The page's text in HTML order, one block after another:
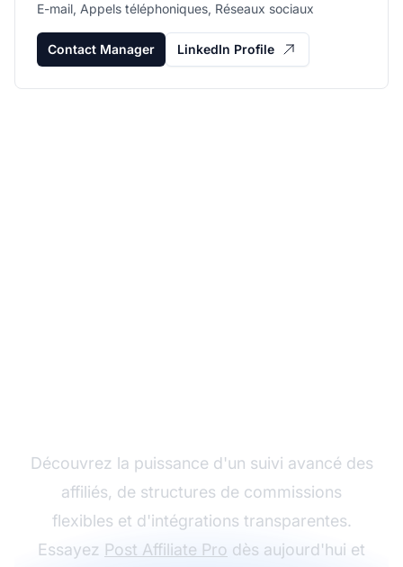
E-mail, Appels téléphoniques, Réseaux sociaux
Contact Manager LinkedIn Profile
Découvrez la puissance d'un suivi avancé des
affiliés, de structures de commissions
flexibles et d'intégrations transparentes.
Essayez Post Affiliate Pro dès aujourd'hui et